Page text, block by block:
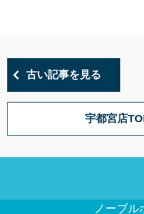
古い記事を見る
宇都宮店
ノーブル